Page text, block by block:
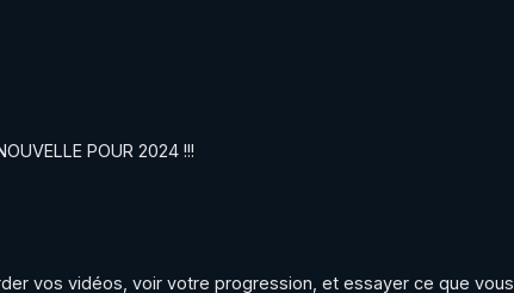
POUR 2024 !!!
vos vidéos, voir votre progression, et essayer ce que vous